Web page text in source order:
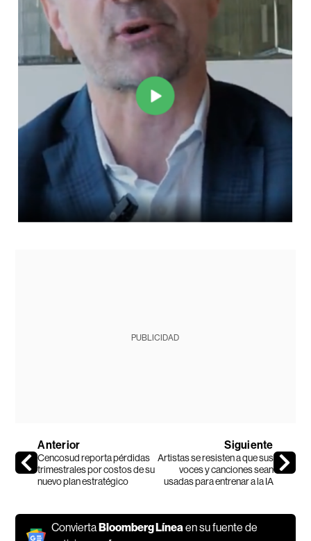
PUBLICIDAD
Anterior
Cencosud reporta pérdidas
trimestrales por costos de su
nuevo plan estratégico
Siguiente
Artistas se resisten a que sus
voces y canciones sean
usadas para entrenar a la IA
ConviertaBloomberg Líneaen su fuente de